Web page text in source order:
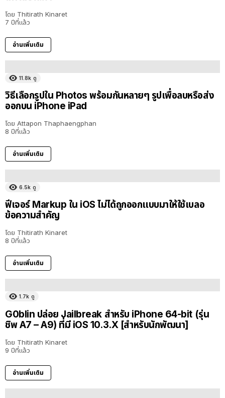
โดย Thitirath Kinaret
7 ปีที่แล้ว
อ่านเพิ่มเติม
11.8k ดู
วิธีเลือกรูปใน Photos พร้อมกันหลายๆ รูปเพื่อลบหรือส่ง
ออกบน iPhone iPad
โดย Attapon Thaphaengphan
8 ปีที่แล้ว
อ่านเพิ่มเติม
6.5k ดู
ฟีเจอร์ Markup ใน iOS ไม่ได้ถูกออกแบบมาให้ใช้เบลอ
ข้อความสำคัญ
โดย Thitirath Kinaret
8 ปีที่แล้ว
อ่านเพิ่มเติม
1.7k ดู
G0blin ปล่อย Jailbreak สำหรับ iPhone 64-bit (รุ่น
ชิพ A7 – A9) ที่มี iOS 10.3.X [สำหรับนักพัฒนา]
โดย Thitirath Kinaret
9 ปีที่แล้ว
อ่านเพิ่มเติม